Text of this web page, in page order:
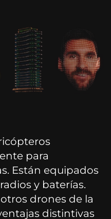
para
Están equipados
y baterías.
drones de la
distintivas